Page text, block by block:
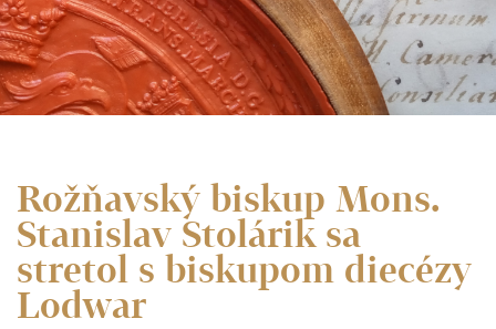
Rožňavský biskup Mons.
Stanislav Stolárik sa
stretol s biskupom diecézy
Lodwar